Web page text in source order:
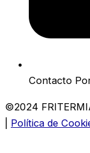
Contacto
©2024
Política de